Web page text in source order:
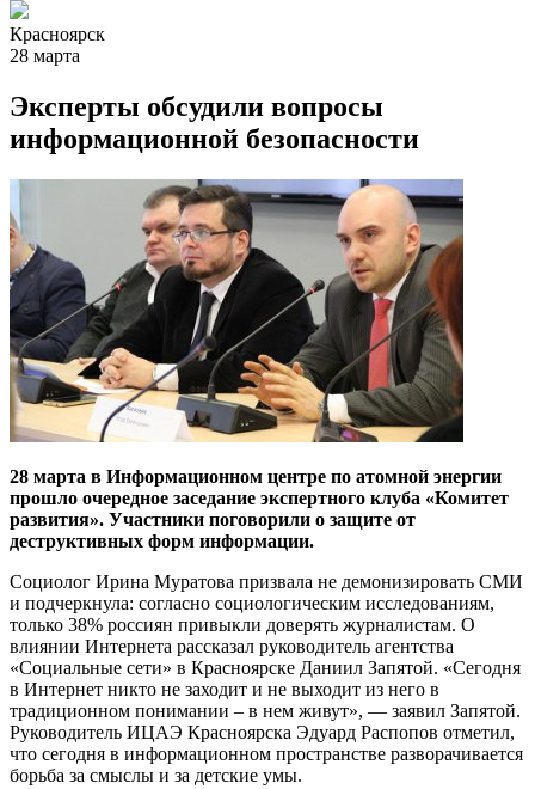
Красноярск
28 марта
Эксперты обсудили вопросы
информационной безопасности
28 марта в Информационном центре по атомной энергии
прошло очередное заседание экспертного клуба «Комитет
развития». Участники поговорили о защите от
деструктивных форм информации.
Социолог Ирина Муратова призвала не демонизировать СМИ
и подчеркнула: согласно социологическим исследованиям,
только 38% россиян привыкли доверять журналистам. О
влиянии Интернета рассказал руководитель агентства
«Социальные сети» в Красноярске Даниил Запятой. «Сегодня
в Интернет никто не заходит и не выходит из него в
традиционном понимании – в нем живут», — заявил Запятой.
Руководитель ИЦАЭ Красноярска Эдуард Распопов отметил,
что сегодня в информационном пространстве разворачивается
борьба за смыслы и за детские умы.